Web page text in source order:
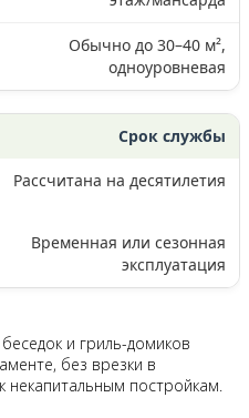
Обычно до 30–40 м²,
одноуровневая
Срок службы
Рассчитана на десятилетия
Временная или сезонная
эксплуатация
и гриль-домиков
без врезки в
некапитальным постройкам.